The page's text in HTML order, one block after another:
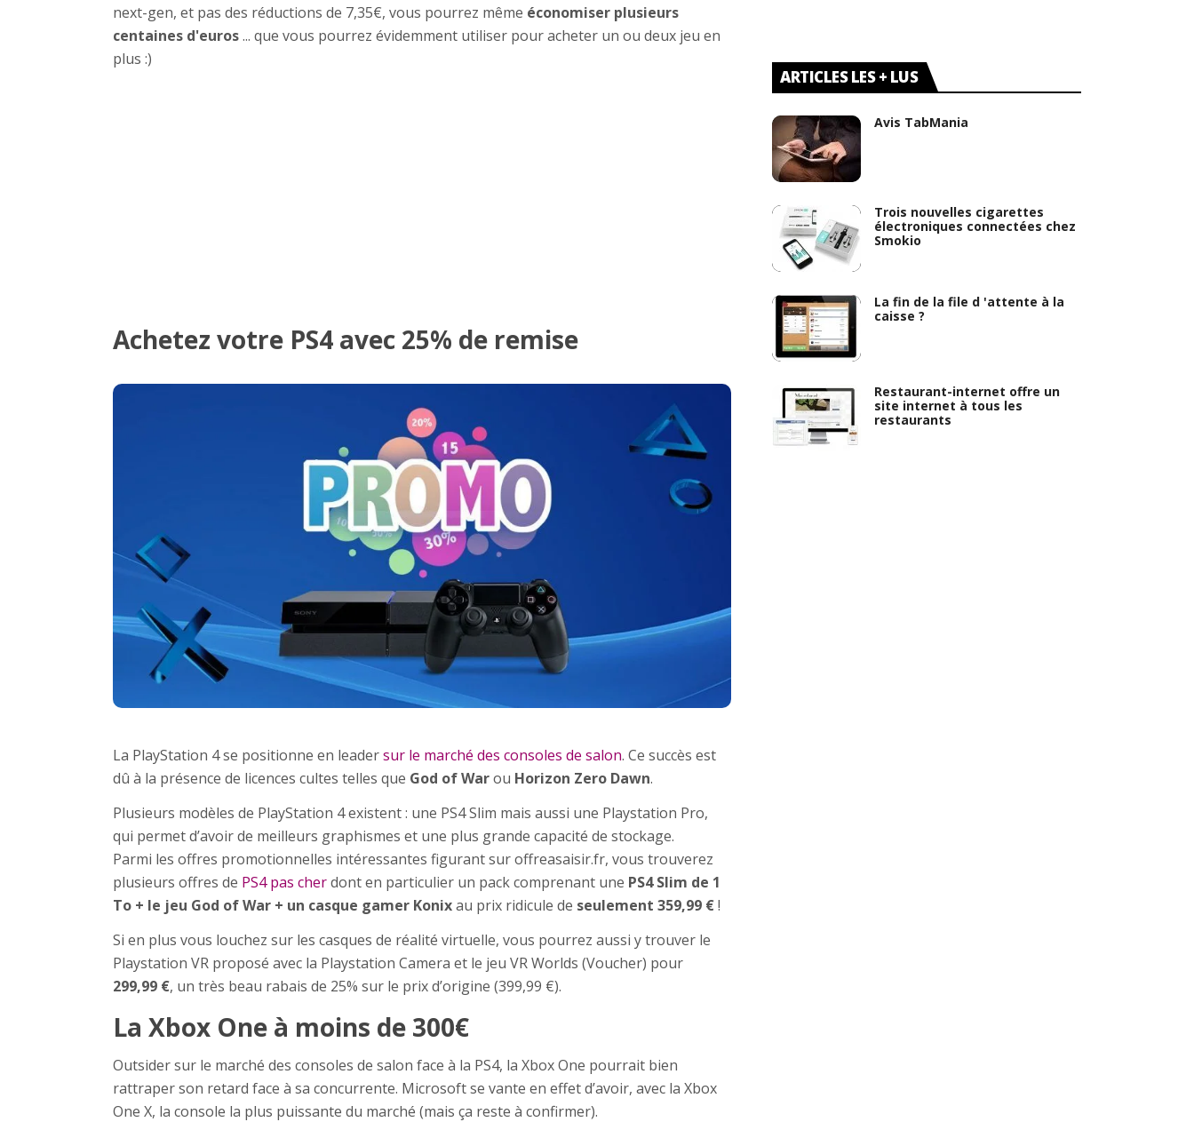
next-gen, et pas des réductions de 7,35€, vous pourrez même économiser plusieurs
centaines d'euros... que vous pourrez évidemment utiliser pour acheter un ou deux jeu en
plus :)
Achetez votre PS4 avec 25% de remise
La PlayStation 4 se positionne en leadersur le marché des consoles de salon. Ce succès est
dû à la présence de licences cultes telles que God of Warou Horizon Zero Dawn.
Plusieurs modèles de PlayStation 4 existent : une PS4 Slim mais aussi une Playstation Pro,
qui permet d’avoir de meilleurs graphismes et une plus grande capacité de stockage.
Parmi les offres promotionnelles intéressantes figurant sur offreasaisir.fr, vous trouverez
plusieurs offres de PS4 pas cherdont en particulier un pack comprenant une PS4 Slim de 1
To + le jeu God of War + un casque gamer Konixau prix ridicule de seulement 359,99 €!
Si en plus vous louchez sur les casques de réalité virtuelle, vous pourrez aussi y trouver le
Playstation VR proposé avec la Playstation Camera et le jeu VR Worlds (Voucher) pour
299,99 €, un très beau rabais de 25% sur le prix d’origine (399,99 €).
La Xbox One à moins de 300€
Outsider sur le marché des consoles de salon face à la PS4, la Xbox One pourrait bien
rattraper son retard face à sa concurrente. Microsoft se vante en effet d’avoir, avec la Xbox
One X, la console la plus puissante du marché (mais ça reste à confirmer).
ARTICLES LES + LUS
Avis TabMania
Trois nouvelles cigarettes
électroniques connectées chez
Smokio
La fin de la file d 'attente à la
caisse ?
Restaurant-internet offre un
site internet à tous les
restaurants